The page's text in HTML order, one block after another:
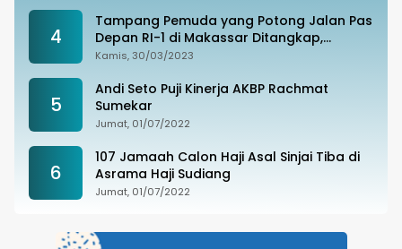
4
Tampang Pemuda yang Potong Jalan Pas
Depan RI-1 di Makassar Ditangkap,
Ternyata Joki Balapan Liar
Kamis, 30/03/2023
5
Andi Seto Puji Kinerja AKBP Rachmat
Sumekar
Jumat, 01/07/2022
6
107 Jamaah Calon Haji Asal Sinjai Tiba di
Asrama Haji Sudiang
Jumat, 01/07/2022